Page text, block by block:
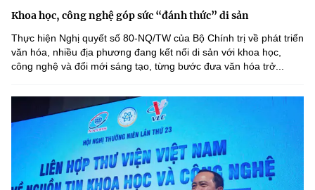
Khoa học, công nghệ góp sức “đánh thức” di sản
Thực hiện Nghị quyết số 80-NQ/TW của Bộ Chính trị về phát triển
văn hóa, nhiều địa phương đang kết nối di sản với khoa học,
công nghệ và đổi mới sáng tạo, từng bước đưa văn hóa trở...